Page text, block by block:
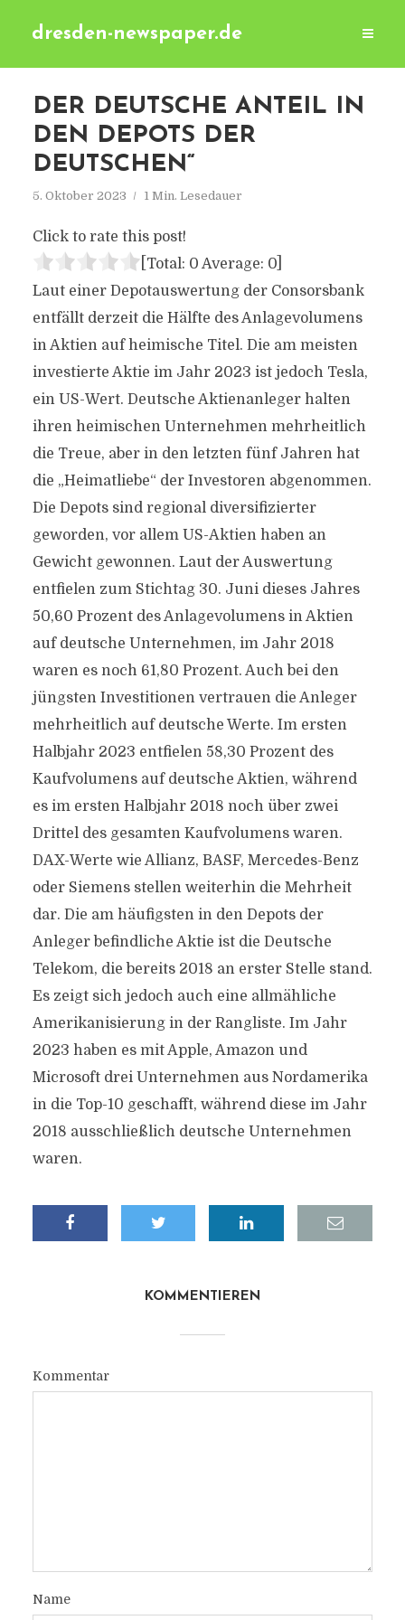
dresden-newspaper.de
DER DEUTSCHE ANTEIL IN
DEN DEPOTS DER
DEUTSCHEN“
5. Oktober 2023 1 Min. Lesedauer
Click to rate this post!
[Total: 0 Average: 0]
Laut einer Depotauswertung der Consorsbank
entfällt derzeit die Hälfte des Anlagevolumens
in Aktien auf heimische Titel. Die am meisten
investierte Aktie im Jahr 2023 ist jedoch Tesla,
ein US-Wert. Deutsche Aktienanleger halten
ihren heimischen Unternehmen mehrheitlich
die Treue, aber in den letzten fünf Jahren hat
die „Heimatliebe“ der Investoren abgenommen.
Die Depots sind regional diversifizierter
geworden, vor allem US-Aktien haben an
Gewicht gewonnen. Laut der Auswertung
entfielen zum Stichtag 30. Juni dieses Jahres
50,60 Prozent des Anlagevolumens in Aktien
auf deutsche Unternehmen, im Jahr 2018
waren es noch 61,80 Prozent. Auch bei den
jüngsten Investitionen vertrauen die Anleger
mehrheitlich auf deutsche Werte. Im ersten
Halbjahr 2023 entfielen 58,30 Prozent des
Kaufvolumens auf deutsche Aktien, während
es im ersten Halbjahr 2018 noch über zwei
Drittel des gesamten Kaufvolumens waren.
DAX-Werte wie Allianz, BASF, Mercedes-Benz
oder Siemens stellen weiterhin die Mehrheit
dar. Die am häufigsten in den Depots der
Anleger befindliche Aktie ist die Deutsche
Telekom, die bereits 2018 an erster Stelle stand.
Es zeigt sich jedoch auch eine allmähliche
Amerikanisierung in der Rangliste. Im Jahr
2023 haben es mit Apple, Amazon und
Microsoft drei Unternehmen aus Nordamerika
in die Top-10 geschafft, während diese im Jahr
2018 ausschließlich deutsche Unternehmen
waren.
KOMMENTIEREN
Kommentar
Name